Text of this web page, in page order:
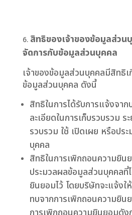
สิทธิของเจ้าของข้อมูลส่วน
จัดการกับข้อมูลส่วนบุคคล
เจ้าของข้อมูลส่วนบุคคลมีสิทธิ
ข้อมูลส่วนบุคคล ดังนี้
สิทธิในการได้รับการแจ้งจา
ละเอียดในการเก็บรวบรวม ระ
รวบรวม ใช้ เปิดเผย หรือปร
บุคคล
สิทธิในการเพิกถอนความยิน
ประมวลผลข้อมูลส่วนบุคคลที่
ยินยอมไว้ โดยบริษัทจะแจ้งใ
ทบจากการเพิกถอนความยิ